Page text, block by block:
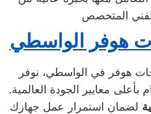
هوفر الواسطي
هوفر في الواسطي، نوفر
معايير الجودة العالمية.
لضمان استمرار عمل جهازك